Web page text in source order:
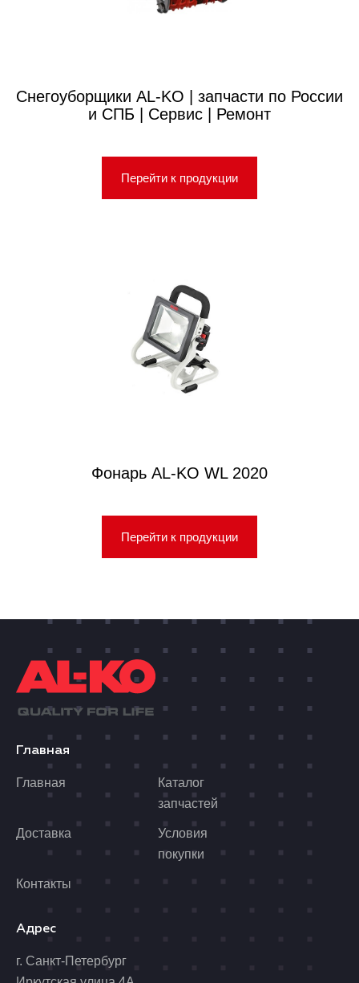
Снегоуборщики AL-KO | запчасти по России
и СПБ | Сервис | Ремонт
Перейти к продукции
Фонарь AL-KO WL 2020
Перейти к продукции
Главная
Главная
Каталог
запчастей
Доставка
Условия
покупки
Контакты
Адрес
г. Санкт-Петербург